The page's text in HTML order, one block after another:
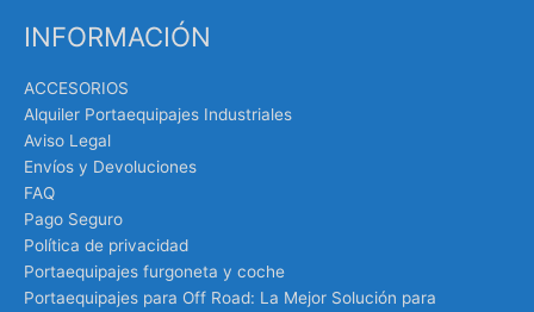
INFORMACIÓN
ACCESORIOS
Alquiler Portaequipajes Industriales
Aviso Legal
Envíos y Devoluciones
FAQ
Pago Seguro
Política de privacidad
Portaequipajes furgoneta y coche
Portaequipajes para Off Road: La Mejor Solución para